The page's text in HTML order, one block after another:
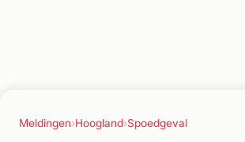
Meldingen›Hoogland›Spoedgeval